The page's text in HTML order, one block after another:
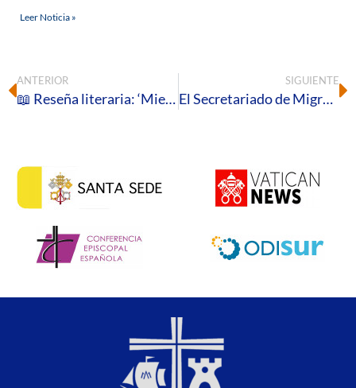
Leer Noticia »
ANTERIOR
📖 Reseña literaria: ‘Mientras haya personas, hay esperanza′, campaña de Adviento de Cáritas
SIGUIENTE
El Secretariado de Migraciones convoca el tercer Círculo de Silencio del curso pastoral